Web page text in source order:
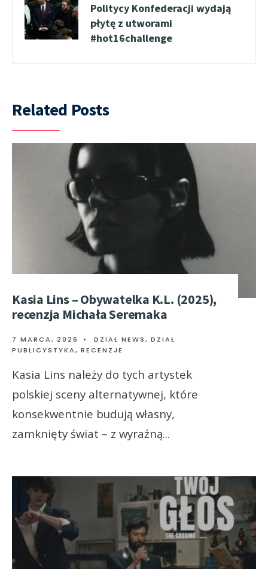
Politycy Konfederacji wydają
płytę z utworami
#hot16challenge
Related Posts
Kasia Lins – Obywatelka K.L. (2025),
recenzja Michała Seremaka
7 MARCA, 2026 • DZIAŁ NEWS, DZIAŁ
PUBLICYSTYKA, RECENZJE
Kasia Lins należy do tych artystek
polskiej sceny alternatywnej, które
konsekwentnie budują własny,
zamknięty świat – z wyraźną...